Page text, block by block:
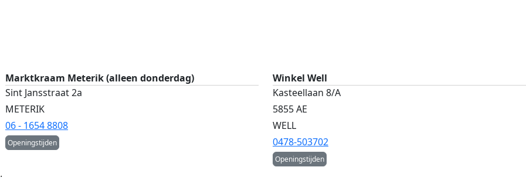
Marktkraam Meterik (alleen donderdag)
Sint Jansstraat 2a
METERIK
06 - 1654 8808
Openingstijden
Winkel Well
Kasteellaan 8/A
5855 AE
WELL
0478-503702
Openingstijden
.